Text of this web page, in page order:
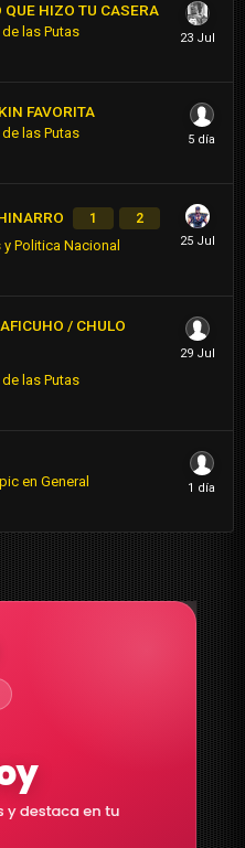
QUE HIZO TU CASERA
las Putas
FAVORITA
las Putas
1 2
Politica Nacional
/ CHULO
las Putas
en General